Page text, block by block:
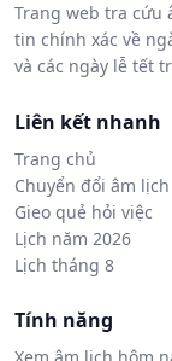
Trang web tra cứu
tin chính xác về
và các ngày lễ tết
Liên kết nhanh
Trang chủ
Chuyển đổi âm lịch
Gieo quẻ hỏi việc
Lịch năm 2026
Lịch tháng 8
Tính năng